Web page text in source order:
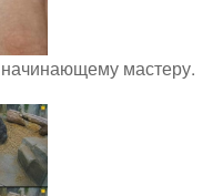
мастеру.